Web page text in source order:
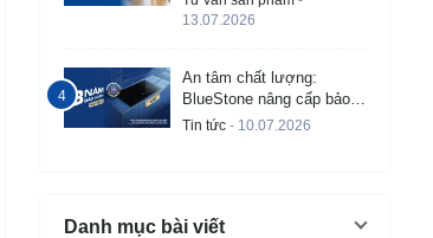
13.07.2026
An tâm chất lượng:
BlueStone nâng cấp bảo
hành bếp từ âm lên đến 3
Tin tức - 10.07.2026
Danh mục bài viết